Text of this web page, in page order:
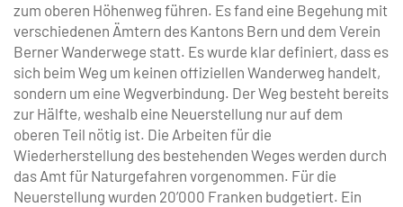
zum oberen Höhenweg führen. Es fand eine Begehung mit
verschiedenen Ämtern des Kantons Bern und dem Verein
Berner Wanderwege statt. Es wurde klar definiert, dass es
sich beim Weg um keinen offiziellen Wanderweg handelt,
sondern um eine Wegverbindung. Der Weg besteht bereits
zur Hälfte, weshalb eine Neuerstellung nur auf dem
oberen Teil nötig ist. Die Arbeiten für die
Wiederherstellung des bestehenden Weges werden durch
das Amt für Naturgefahren vorgenommen. Für die
Neuerstellung wurden 20’000 Franken budgetiert. Ein